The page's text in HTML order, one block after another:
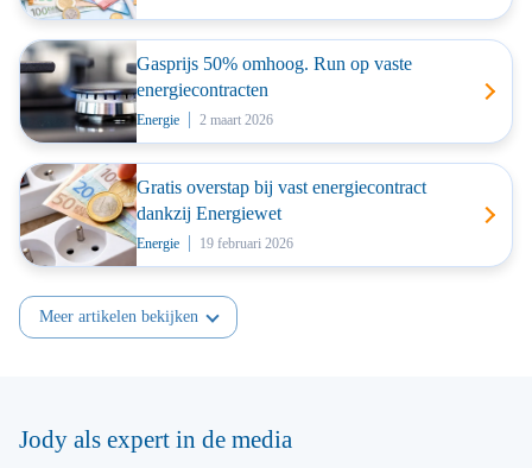
Gasprijs 50% omhoog. Run op vaste
energiecontracten
Energie 2 maart 2026
Gratis overstap bij vast energiecontract
dankzij Energiewet
Energie 19 februari 2026
Meer artikelen bekijken
Jody als expert in de media